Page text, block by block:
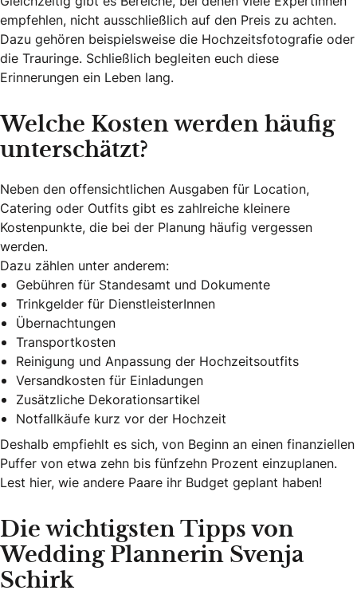
empfehlen, nicht ausschließlich auf den Preis zu achten.
Dazu gehören beispielsweise die Hochzeitsfotografie oder
die Trauringe. Schließlich begleiten euch diese
Erinnerungen ein Leben lang.
Welche Kosten werden häufig
unterschätzt?
Neben den offensichtlichen Ausgaben für Location,
Catering oder Outfits gibt es zahlreiche kleinere
Kostenpunkte, die bei der Planung häufig vergessen
werden.
Dazu zählen unter anderem:
Gebühren für Standesamt und Dokumente
Trinkgelder für DienstleisterInnen
Übernachtungen
Transportkosten
Reinigung und Anpassung der Hochzeitsoutfits
Versandkosten für Einladungen
Zusätzliche Dekorationsartikel
Notfallkäufe kurz vor der Hochzeit
Deshalb empfiehlt es sich, von Beginn an einen finanziellen
Puffer von etwa zehn bis fünfzehn Prozent einzuplanen.
Lest hier, wie andere Paare ihr Budget geplant haben!
Die wichtigsten Tipps von
Wedding Plannerin Svenja
Schirk